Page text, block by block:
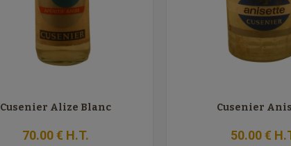
Cusenier Alize Blanc
70.00€ H.T.
Cusenier
50.00€